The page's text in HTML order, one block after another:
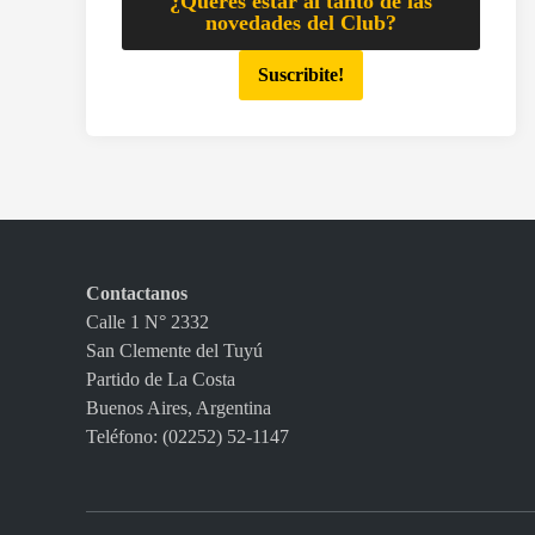
novedades del Club?
Suscribite!
Contactanos
Calle 1 N° 2332
San Clemente del Tuyú
Partido de La Costa
Buenos Aires, Argentina
Teléfono: (02252) 52-1147